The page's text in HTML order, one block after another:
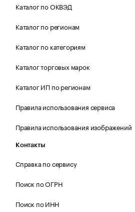
Каталог по ОКВЭД
Каталог по регионам
Каталог по категориям
Каталог торговых марок
Каталог ИП по регионам
Правила использования сервиса
Правила использования изображений
Контакты
Справка по сервису
Поиск по ОГРН
Поиск по ИНН